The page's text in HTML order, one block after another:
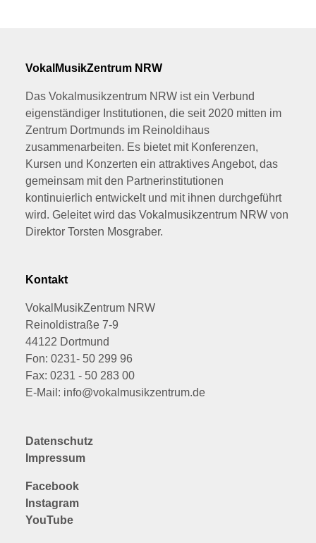
VokalMusikZentrum NRW
Das Vokalmusikzentrum NRW ist ein Verbund
eigenständiger Institutionen, die seit 2020 mitten im
Zentrum Dortmunds im Reinoldihaus
zusammenarbeiten. Es bietet mit Konferenzen,
Kursen und Konzerten ein attraktives Angebot, das
gemeinsam mit den Partnerinstitutionen
kontinuierlich entwickelt und mit ihnen durchgeführt
wird. Geleitet wird das Vokalmusikzentrum NRW von
Direktor Torsten Mosgraber.
Kontakt
VokalMusikZentrum NRW
Reinoldistraße 7-9
44122 Dortmund
Fon: 0231- 50 299 96
Fax: 0231 - 50 283 00
E-Mail: info@vokalmusikzentrum.de
Datenschutz
Impressum
Facebook
Instagram
YouTube